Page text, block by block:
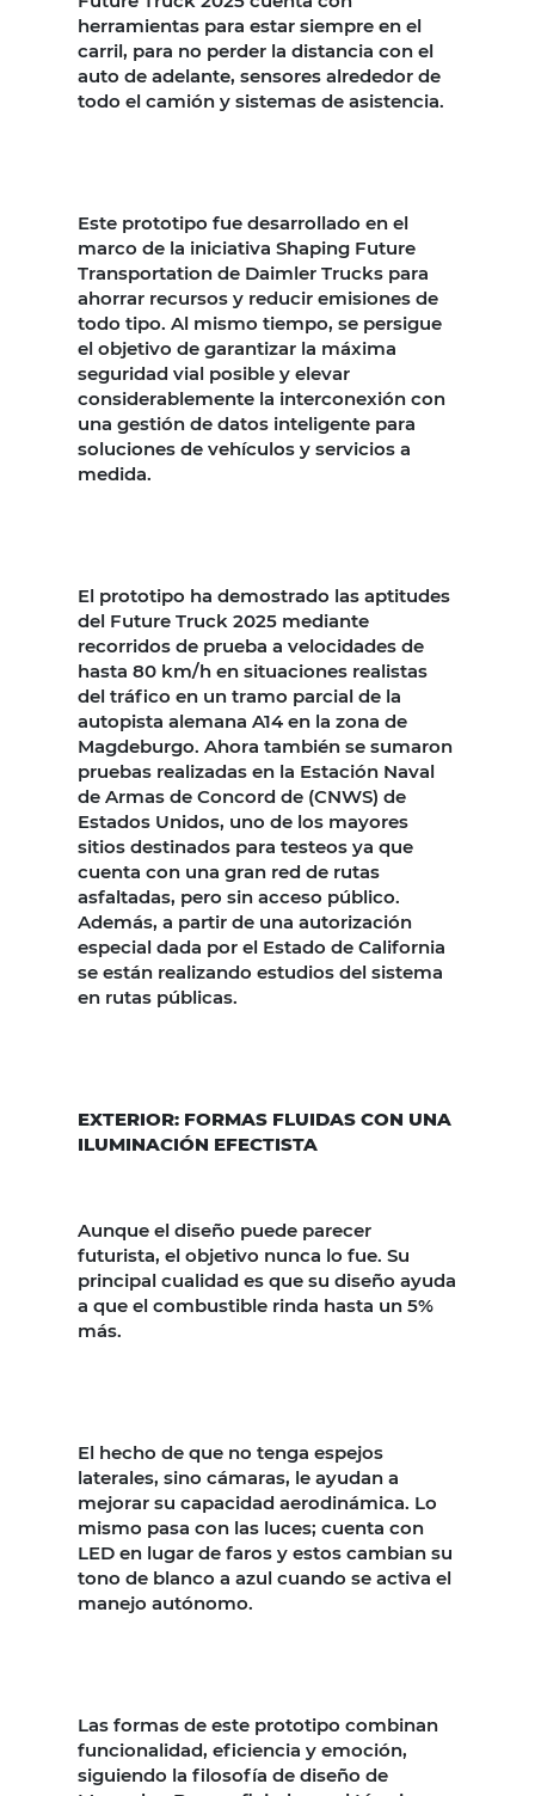
herramientas para estar siempre en el
carril, para no perder la distancia con el
auto de adelante, sensores alrededor de
todo el camión y sistemas de asistencia.
Este prototipo fue desarrollado en el
marco de la iniciativa Shaping Future
Transportation de Daimler Trucks para
ahorrar recursos y reducir emisiones de
todo tipo. Al mismo tiempo, se persigue
el objetivo de garantizar la máxima
seguridad vial posible y elevar
considerablemente la interconexión con
una gestión de datos inteligente para
soluciones de vehículos y servicios a
medida.
El prototipo ha demostrado las aptitudes
del Future Truck 2025 mediante
recorridos de prueba a velocidades de
hasta 80 km/h en situaciones realistas
del tráfico en un tramo parcial de la
autopista alemana A14 en la zona de
Magdeburgo. Ahora también se sumaron
pruebas realizadas en la Estación Naval
de Armas de Concord de (CNWS) de
Estados Unidos, uno de los mayores
sitios destinados para testeos ya que
cuenta con una gran red de rutas
asfaltadas, pero sin acceso público.
Además, a partir de una autorización
especial dada por el Estado de California
se están realizando estudios del sistema
en rutas públicas.
EXTERIOR: FORMAS FLUIDAS CON UNA
ILUMINACIÓN EFECTISTA
Aunque el diseño puede parecer
futurista, el objetivo nunca lo fue. Su
principal cualidad es que su diseño ayuda
a que el combustible rinda hasta un 5%
más.
El hecho de que no tenga espejos
laterales, sino cámaras, le ayudan a
mejorar su capacidad aerodinámica. Lo
mismo pasa con las luces; cuenta con
LED en lugar de faros y estos cambian su
tono de blanco a azul cuando se activa el
manejo autónomo.
Las formas de este prototipo combinan
funcionalidad, eficiencia y emoción,
siguiendo la filosofía de diseño de